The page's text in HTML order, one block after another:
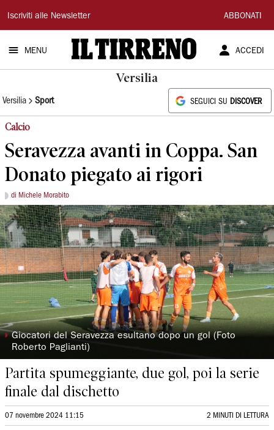
Il
Tirreno
Iscriviti alle Newsletter ABBONATI
MENU ACCEDI
Versilia
Versilia Sport SEGUICI SU DISCOVER
Calcio
Seravezza avanti in Coppa. San
Donato piegato ai rigori
di Michele Morabito
◗Giocatori del Seravezza esultano dopo un gol (Foto
Roberto Paglianti)
Partita spumeggiante, due gol, poi la serie
finale dal dischetto
07 novembre 2024 11:15 2 MINUTI DI LETTURA